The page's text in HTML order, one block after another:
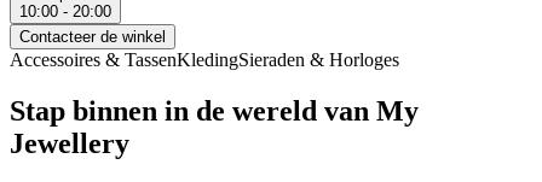
10:00 - 20:00
Contacteer de winkel
Accessoires & TassenKledingSieraden & Horloges
Stap binnen in de wereld van My
Jewellery